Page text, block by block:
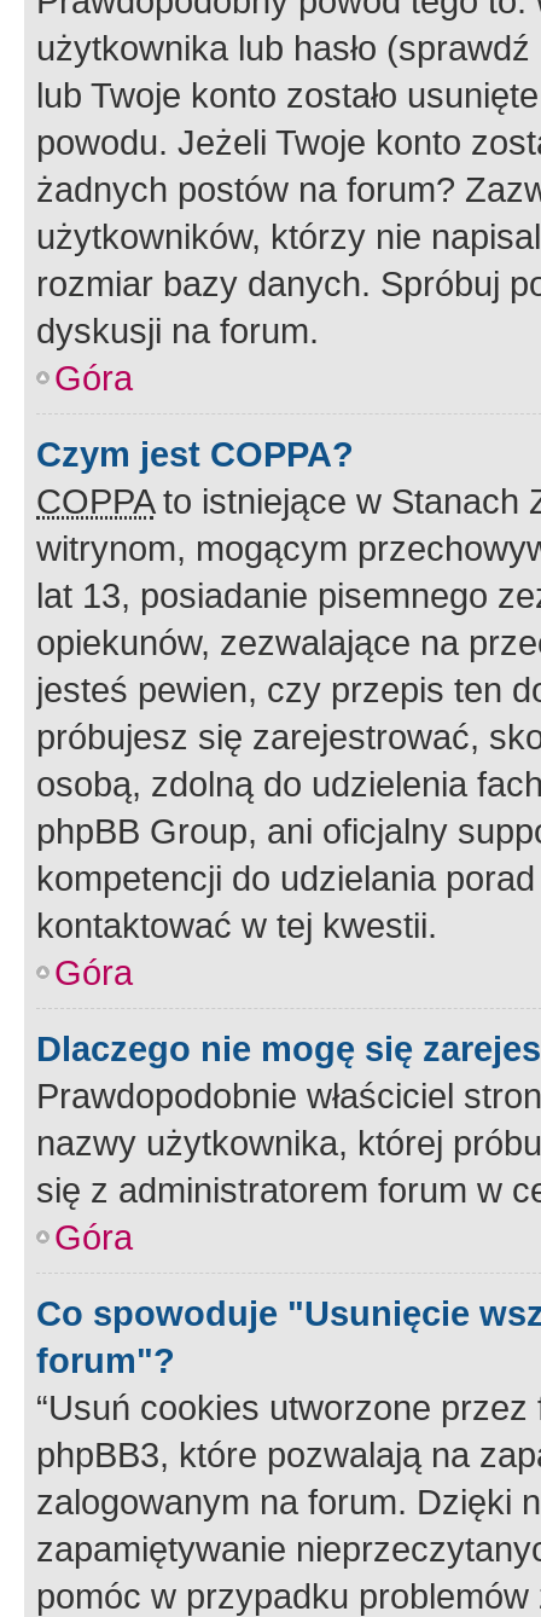
użytkownika lub hasło
lub Twoje konto zostało
powodu. Jeżeli Twoje konto
żadnych postów na forum?
użytkowników, którzy nie
rozmiar bazy danych. Spróbuj
dyskusji na forum.
Góra
Czym jest COPPA?
COPPAto istniejące w Stanach
witrynom, mogącym
lat 13, posiadanie pisemnego
opiekunów, zezwalające na
jesteś pewien, czy przepis ten
próbujesz się zarejestrować,
osobą, zdolną do udzielenia
phpBB Group, ani oficjalny
kompetencji do udzielania
kontaktować w tej kwestii.
Góra
Dlaczego nie mogę się
Prawdopodobnie właściciel
nazwy użytkownika, której
się z administratorem forum w
Góra
Co spowoduje "Usunięcie
forum"?
“Usuń cookies utworzone
phpBB3, które pozwalają na
zalogowanym na forum. Dzięki
zapamiętywanie
pomóc w przypadku